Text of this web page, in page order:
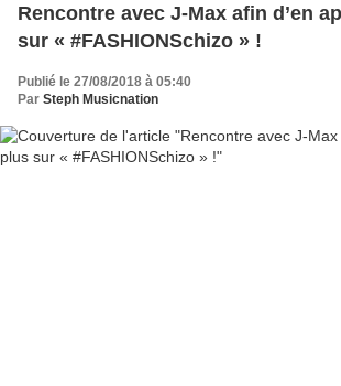
Rencontre avec J-Max afin d’en
sur « #FASHIONSchizo » !
Publié le 27/08/2018 à 05:40
Par Steph Musicnation